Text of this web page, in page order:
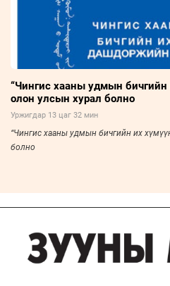
“Чингис хааны удмын
олон улсын хурал болно
Уржигдар 13 цаг 32 мин
“Чингис хааны удмын бичгийн их
болно